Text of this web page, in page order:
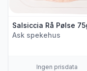
Ask spekehus
Ingen prisdata